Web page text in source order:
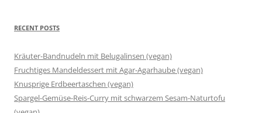
RECENT POSTS
Kräuter-Bandnudeln mit Belugalinsen (vegan)
Fruchtiges Mandeldessert mit Agar-Agarhaube (vegan)
Knusprige Erdbeertaschen (vegan)
Spargel-Gemüse-Reis-Curry mit schwarzem Sesam-Naturtofu